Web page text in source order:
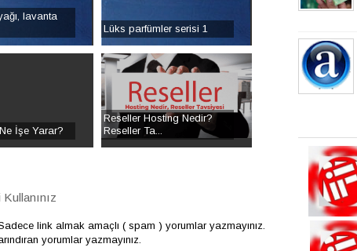
lavanta
Lüks parfümler serisi 1
İşe Yarar?
Reseller Hosting Nedir?
Reseller Ta...
link almak amaçlı ( spam ) yorumlar yazmayınız.
yorumlar yazmayınız.